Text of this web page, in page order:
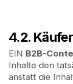
4.2.
EIN B2B-
Inhalte den
anstatt die